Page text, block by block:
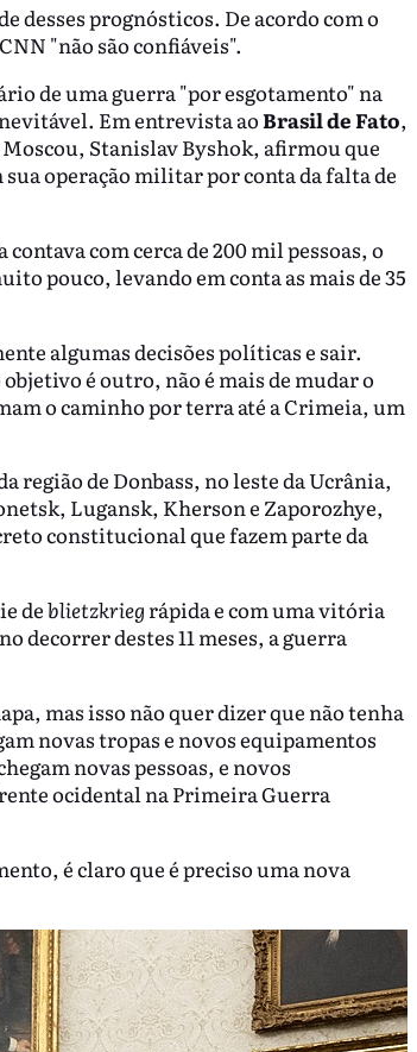
desses prognósticos. De acordo com o
"não são confiáveis".
de uma guerra "por esgotamento" na
Em entrevista aoBrasil de Fato,
Stanislav Byshok, afirmou que
sua operação militar por conta da falta de
com cerca de 200 mil pessoas, o
pouco, levando em conta as mais de 35
algumas decisões políticas e sair.
é outro, não é mais de mudar o
o caminho por terra até a Crimeia, um
região de Donbass, no leste da Ucrânia,
Lugansk, Kherson e Zaporozhye,
constitucional que fazem parte da
deblietzkrieg rápida e com uma vitória
decorrer destes 11 meses, a guerra
mas isso não quer dizer que não tenha
novas tropas e novos equipamentos
novas pessoas, e novos
ocidental na Primeira Guerra
é claro que é preciso uma nova